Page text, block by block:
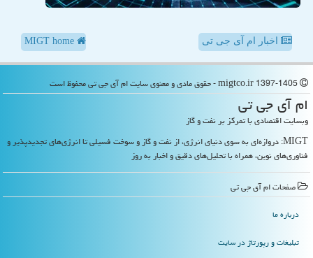
اخبار ام آی جی تی
ام آی جی تی
وبسایت اقتصادی با تمرکز بر نفت و گاز
MIGT: دروازه‌ای به سوی دنیای انرژی، از نفت و گاز و سوخت فسیلی تا انرژی‌های تجدیدپذیر و
فناوری‌های نوین، همراه با تحلیل‌های دقیق و اخبار به روز
صفحات ام آی جی تی
درباره ما
تبلیغات و رپورتاژ در سایت